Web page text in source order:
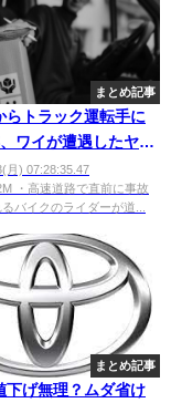
まとめ記事
らトラック運転手に
ワイが遭遇したヤバ
ｗｗｗｗｗ
月) 07:28:35.47
・高速道路で直前に事故
バイクのライダーが道...
まとめ記事
下げ無理？ムダ省け